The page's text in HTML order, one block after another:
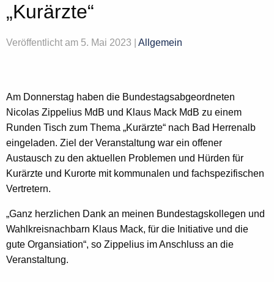
„Kurärzte“
Veröffentlicht am 5. Mai 2023 | Allgemein
Am Donnerstag haben die Bundestagsabgeordneten
Nicolas Zippelius MdB und Klaus Mack MdB zu einem
Runden Tisch zum Thema „Kurärzte“ nach Bad Herrenalb
eingeladen. Ziel der Veranstaltung war ein offener
Austausch zu den aktuellen Problemen und Hürden für
Kurärzte und Kurorte mit kommunalen und fachspezifischen
Vertretern.
„Ganz herzlichen Dank an meinen Bundestagskollegen und
Wahlkreisnachbarn Klaus Mack, für die Initiative und die
gute Organsiation“, so Zippelius im Anschluss an die
Veranstaltung.